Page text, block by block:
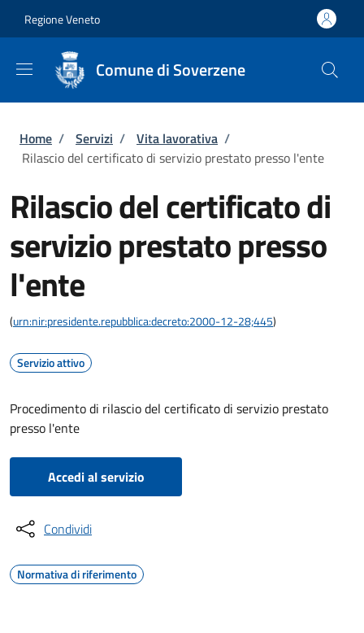
Regione Veneto
Comune di Soverzene
Briciole di pane
Home / Servizi / Vita lavorativa /
Rilascio del certificato di servizio prestato presso l'ente
Rilascio del certificato di
servizio prestato presso
l'ente
(urn:nir:presidente.repubblica:decreto:2000-12-28;445)
Servizio attivo
Procedimento di rilascio del certificato di servizio prestato
presso l'ente
Accedi al servizio
Condividi
Normativa di riferimento